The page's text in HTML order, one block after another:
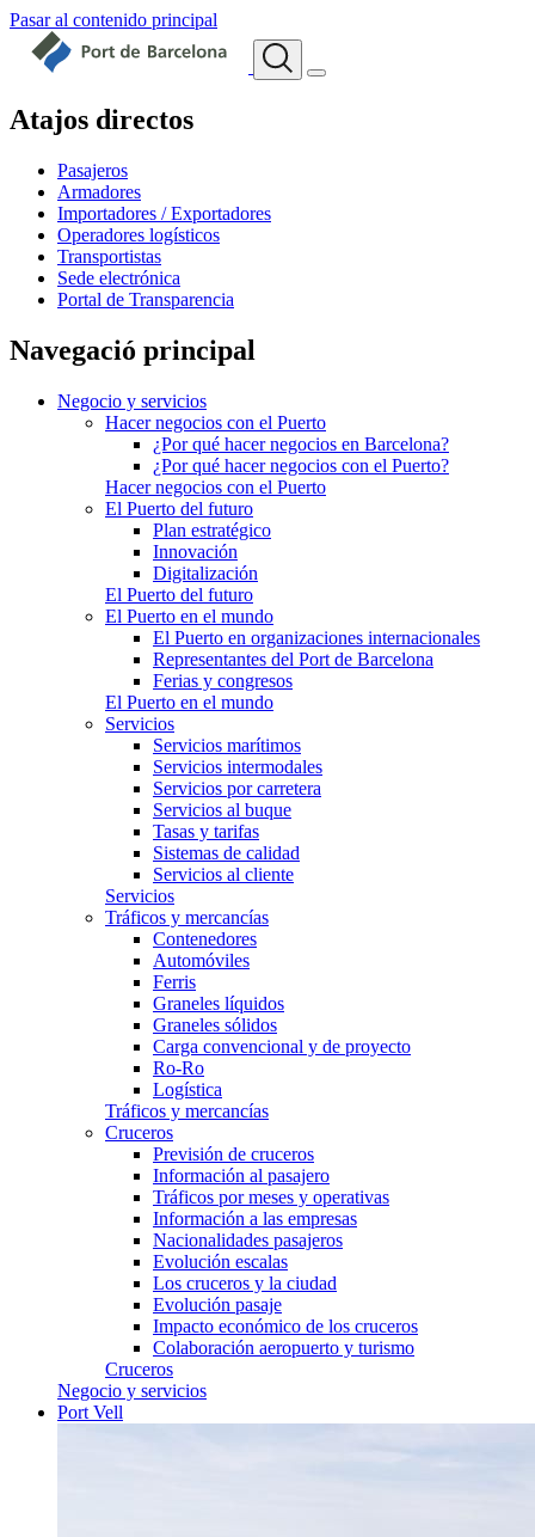
Pasar al contenido principal
Atajos directos
Pasajeros
Armadores
Importadores / Exportadores
Operadores logísticos
Transportistas
Sede electrónica
Portal de Transparencia
Navegació principal
Negocio y servicios
Hacer negocios con el Puerto
¿Por qué hacer negocios en Barcelona?
¿Por qué hacer negocios con el Puerto?
Hacer negocios con el Puerto
El Puerto del futuro
Plan estratégico
Innovación
Digitalización
El Puerto del futuro
El Puerto en el mundo
El Puerto en organizaciones internacionales
Representantes del Port de Barcelona
Ferias y congresos
El Puerto en el mundo
Servicios
Servicios marítimos
Servicios intermodales
Servicios por carretera
Servicios al buque
Tasas y tarifas
Sistemas de calidad
Servicios al cliente
Servicios
Tráficos y mercancías
Contenedores
Automóviles
Ferris
Graneles líquidos
Graneles sólidos
Carga convencional y de proyecto
Ro-Ro
Logística
Tráficos y mercancías
Cruceros
Previsión de cruceros
Información al pasajero
Tráficos por meses y operativas
Información a las empresas
Nacionalidades pasajeros
Evolución escalas
Los cruceros y la ciudad
Evolución pasaje
Impacto económico de los cruceros
Colaboración aeropuerto y turismo
Cruceros
Negocio y servicios
Port Vell